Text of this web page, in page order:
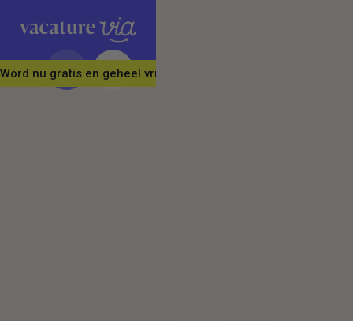
Word nu gratis en geheel vrijblijvend lid van ons Vacature Via